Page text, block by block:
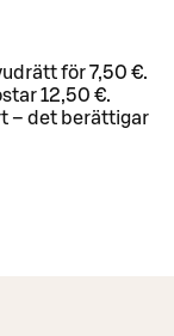
för 7,50 €.
12,50 €.
– det berättigar